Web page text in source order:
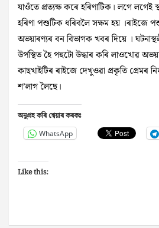
যাওঁতে প্ৰত্যক্ষ কৰে হৰিণাটিক। লগে লগেই
হৰিণা পশুটিক ধৰিবলৈ সক্ষম হয় ।ৰাইজে
অভয়াৰণ্যৰ বন বিভাগক খবৰ দিয়ে ।
উপস্থিত হৈ পহুটো উদ্ধাৰ কৰি লাওখোৱ
কাছখাইটিৰ ৰাইজে দেখুওৱা প্ৰকৃতি
শ’লাগ লৈছে।
অনুগ্ৰহ কৰি শ্বেয়াৰ কৰকঃ
WhatsApp
Like this: